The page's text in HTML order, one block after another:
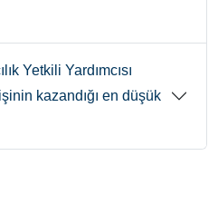
Yetkili Yardımcısı
kazandığı en düşük